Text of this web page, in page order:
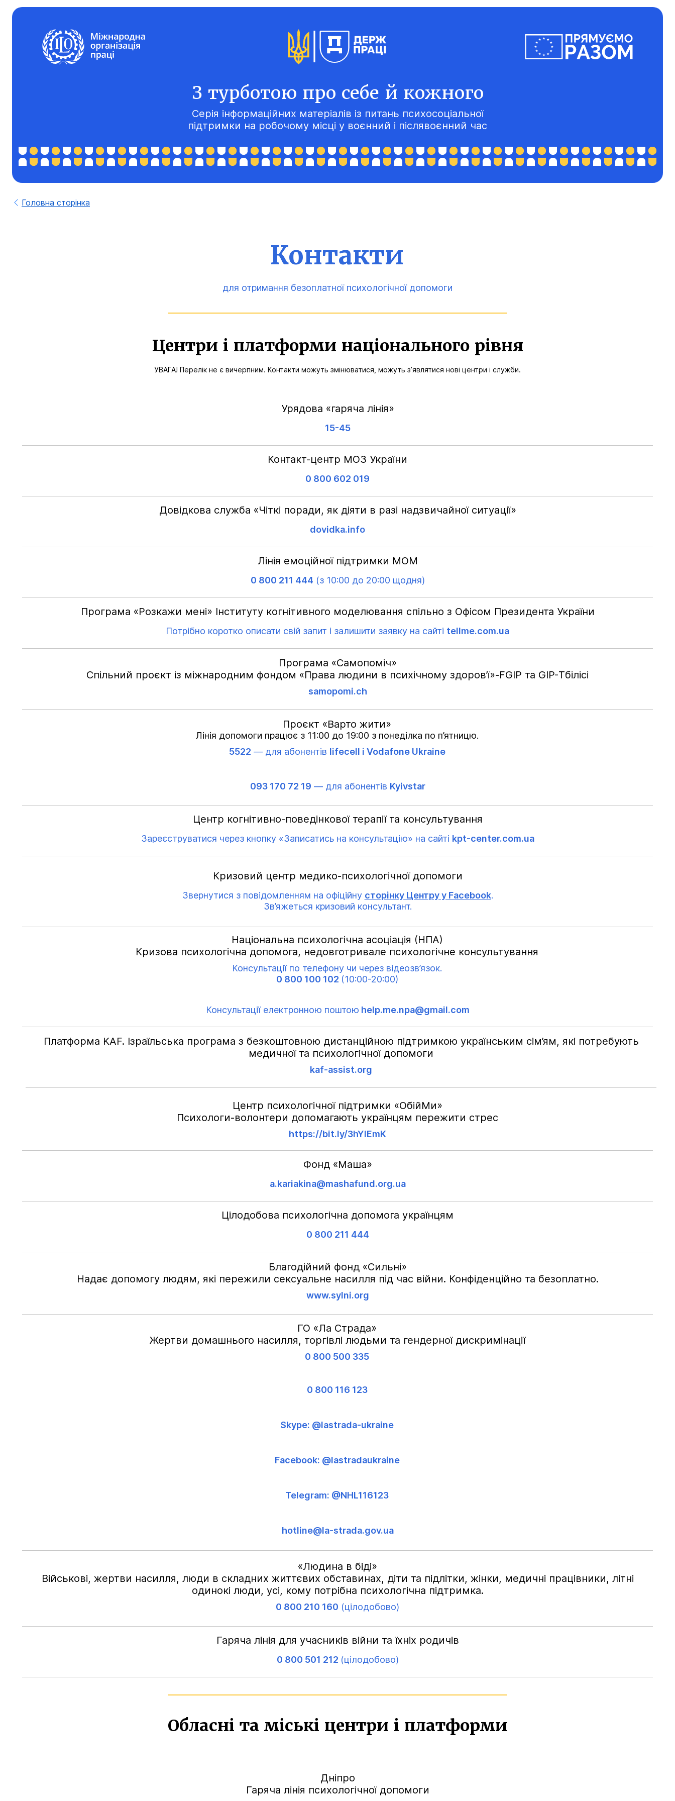
З турботою про себе й кожного
Серія інформаційних матеріалів із питань психосоціальної
підтримки на робочому місці у воєнний і післявоєнний час
Головна сторінка
Контакти
для отримання безоплатної психологічної допомоги
Центри і платформи національного рівня
УВАГА! Перелік не є вичерпним. Контакти можуть змінюватися, можуть з’являтися нові центри і служби.
15-45
Урядова «гаряча лінія»
0 800 602 019
Контакт-центр МОЗ України
dovidka.info
Довідкова служба «Чіткі поради, як діяти в разі надзвичайної ситуації»
0 800 211 444 (з 10:00 до 20:00 щодня)
Лінія емоційної підтримки МОМ
Потрібно коротко описати свій запит і залишити заявку на сайті tellme.com.ua
Програма «Розкажи мені» Інституту когнітивного моделювання спільно з Офісом Президента України
samopomi.ch
Програма «Самопоміч»
Спільний проєкт із міжнародним фондом «Права людини в психічному здоров’ї»-FGIP та GIP-Тбілісі
Проєкт «Варто жити»
Лінія допомоги працює з 11:00 до 19:00 з понеділка по п’ятницю.
5522 — для абонентів lifecell і Vodafone Ukraine
093 170 72 19 — для абонентів Kyivstar
Зареєструватися через кнопку «Записатись на консультацію» на сайті kpt-center.com.ua
Центр когнітивно-поведінкової терапії та консультування
Звернутися з повідомленням на офіційну сторінку Центру у Facebook.
Зв’яжеться кризовий консультант.
Кризовий центр медико-психологічної допомоги
Національна психологічна асоціація (НПА)
Кризова психологічна допомога, недовготривале психологічне консультування
Консультації по телефону чи через відеозв’язок.
0 800 100 102 (10:00-20:00)
Консультації електронною поштою help.me.npa@gmail.com
kaf-assist.org
Платформа KAF. Ізраїльська програма з безкоштовною дистанційною підтримкою українським сім’ям, які потребують
медичної та психологічної допомоги
https://bit.ly/3hYlEmK
Центр психологічної підтримки «ОбійМи»
Психологи-волонтери допомагають українцям пережити стрес
a.kariakina@mashafund.org.ua
Фонд «Маша»
0 800 211 444
Цілодобова психологічна допомога українцям
www.sylni.org
Благодійний фонд «Сильні»
Надає допомогу людям, які пережили сексуальне насилля під час війни. Конфіденційно та безоплатно.
ГО «Ла Страда»
Жертви домашнього насилля, торгівлі людьми та гендерної дискримінації
0 800 500 335
0 800 116 123
Skype: @lastrada-ukraine
Facebook: @lastradaukraine
Telegram: @NHL116123
hotline@la-strada.gov.ua
0 800 210 160 (цілодобово)
«Людина в біді»
Військові, жертви насилля, люди в складних життєвих обставинах, діти та підлітки, жінки, медичні працівники, літні
одинокі люди, усі, кому потрібна психологічна підтримка.
0 800 501 212 (цілодобово)
Гаряча лінія для учасників війни та їхніх родичів
Обласні та міські центри і платформи
Дніпро
Гаряча лінія психологічної допомоги